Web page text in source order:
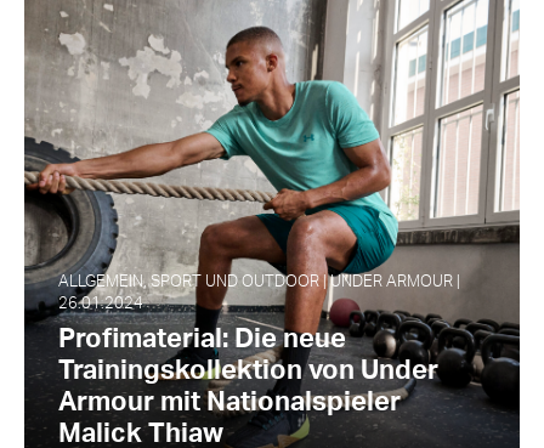
ALLGEMEIN, SPORT UND OUTDOOR | UNDER ARMOUR |
26.01.2024
Profimaterial: Die neue
Trainingskollektion von Under
Armour mit Nationalspieler
Malick Thiaw